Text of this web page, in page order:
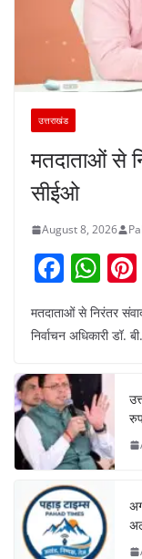
उत्तराखंड
मतदाताओं से
सीईओ
August 8, 2026
F
a
c
b
o
o
k
W
h
at
A
p
p
मतदाताओं से निरंतर
निर्वाचन अधिकारी डॉ.